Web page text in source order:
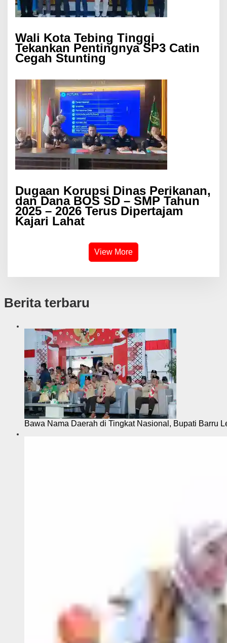
Wali Kota Tebing Tinggi
Tekankan Pentingnya SP3 Catin
Cegah Stunting
Dugaan Korupsi Dinas Perikanan,
dan Dana BOS SD – SMP Tahun
2025 – 2026 Terus Dipertajam
Kajari Lahat
View More
Berita terbaru
Bawa Nama Daerah di Tingkat Nasional, Bupati Barru